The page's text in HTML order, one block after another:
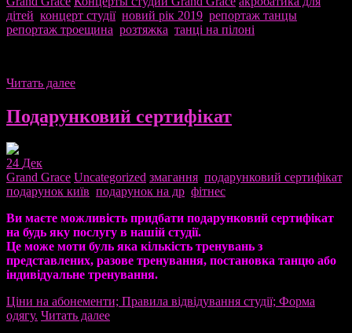
дітей концерт студії, новий рік 2019 репортаж танцы
репортаж троещина розтяжка танці на пілоні
Читать далее
Подарунковий сертифікат
24 Дек
Grand Grace Uncategorized змагання подарунковий сертифікат,
подарунок київ подарунок на др фітнес
Ви маєте можливість придбати подарунковий сертифікат
на будь яку послугу в нашій студії.
Це може моти буль яка кількість тренувань з
представлених, разове тренування, постановка танцю або
індивідуальне тренування.
Ціни на абонементи; Правила відвідування студії; Форма
одягу. Читать далее